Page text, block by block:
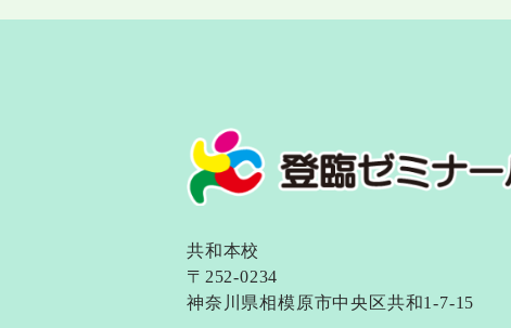
共和本校
〒252-0234
神奈川県相模原市中央区共和1-7-15